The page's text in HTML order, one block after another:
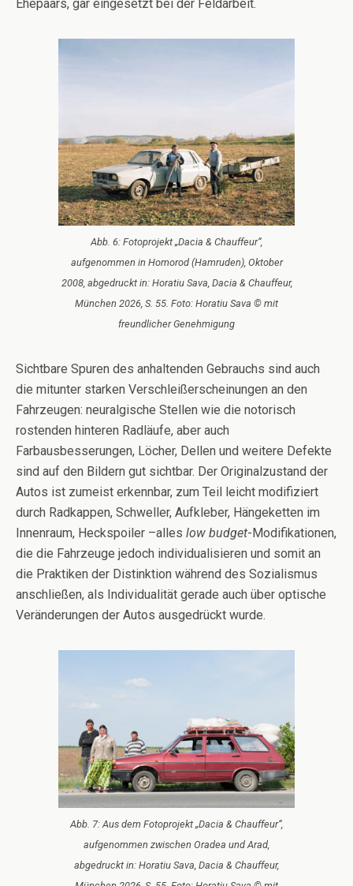
Ehepaars, gar eingesetzt bei der Feldarbeit.
Abb. 6: Fotoprojekt „Dacia & Chauffeur“,
aufgenommen in Homorod (Hamruden), Oktober
2008, abgedruckt in: Horatiu Sava, Dacia & Chauffeur,
München 2026, S. 55. Foto: Horatiu Sava © mit
freundlicher Genehmigung
Sichtbare Spuren des anhaltenden Gebrauchs sind auch
die mitunter starken Verschleißerscheinungen an den
Fahrzeugen: neuralgische Stellen wie die notorisch
rostenden hinteren Radläufe, aber auch
Farbausbesserungen, Löcher, Dellen und weitere Defekte
sind auf den Bildern gut sichtbar. Der Originalzustand der
Autos ist zumeist erkennbar, zum Teil leicht modifiziert
durch Radkappen, Schweller, Aufkleber, Hängeketten im
Innenraum, Heckspoiler –alles low budget-Modifikationen,
die die Fahrzeuge jedoch individualisieren und somit an
die Praktiken der Distinktion während des Sozialismus
anschließen, als Individualität gerade auch über optische
Veränderungen der Autos ausgedrückt wurde.
Abb. 7: Aus dem Fotoprojekt „Dacia & Chauffeur“,
aufgenommen zwischen Oradea und Arad,
abgedruckt in: Horatiu Sava, Dacia & Chauffeur,